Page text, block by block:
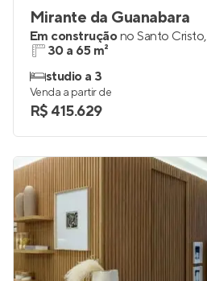
Mirante da Guanabara
Em construçãono Santo Cristo,
30 a 65 m²
studio a 3
Venda a partir de
R$ 415.629